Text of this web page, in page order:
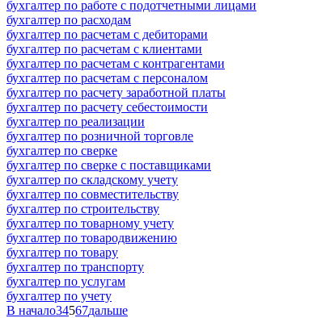
бухгалтер по работе с подотчетными лицами
бухгалтер по расходам
бухгалтер по расчетам с дебиторами
бухгалтер по расчетам с клиентами
бухгалтер по расчетам с контрагентами
бухгалтер по расчетам с персоналом
бухгалтер по расчету заработной платы
бухгалтер по расчету себестоимости
бухгалтер по реализации
бухгалтер по розничной торговле
бухгалтер по сверке
бухгалтер по сверке с поставщиками
бухгалтер по складскому учету
бухгалтер по совместительству
бухгалтер по строительству
бухгалтер по товарному учету
бухгалтер по товародвижению
бухгалтер по товару
бухгалтер по транспорту
бухгалтер по услугам
бухгалтер по учету
В начало34567дальше